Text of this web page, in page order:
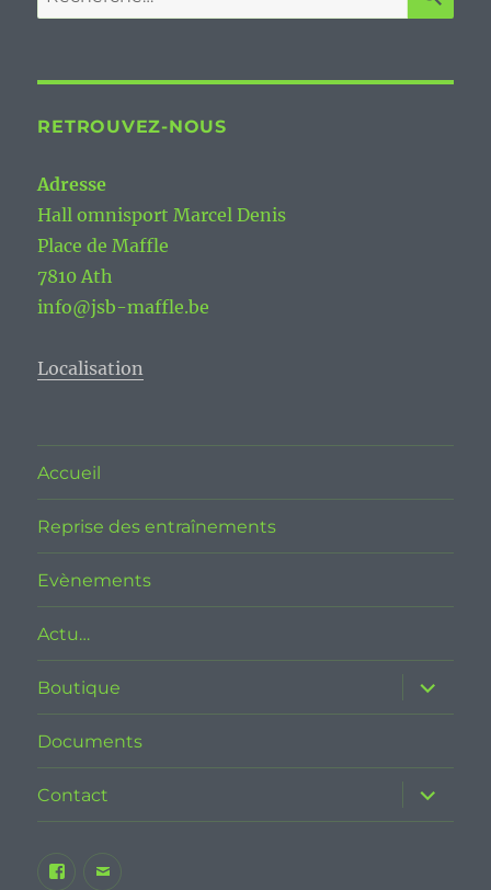
pour :
RETROUVEZ-NOUS
Adresse
Hall omnisport Marcel Denis
Place de Maffle
7810 Ath
info@jsb-maffle.be
Localisation
Accueil
Reprise des entraînements
Evènements
Actu…
Boutique
ouvrir
le
sous-
Documents
Contact
ouvrir
le
sous-
Facebook
E-